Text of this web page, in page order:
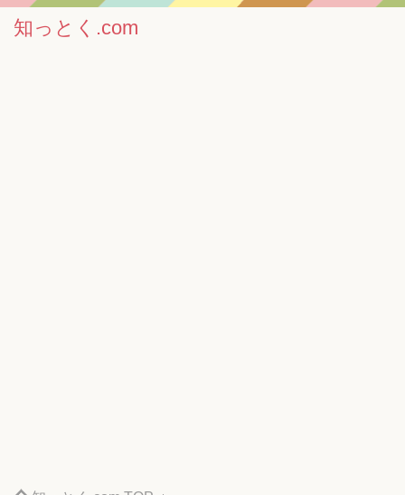
知っとく.com